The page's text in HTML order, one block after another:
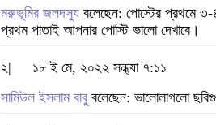
মরুভূমির জলদস্যু বলেছেন: পোস্টের প্রথমে ৩-
প্রথম পাতাই আপনার পোস্টি ভালো দেখাবে।
২|
১৮ ই মে, ২০২২ সন্ধ্যা ৭:১১
সামিউল ইসলাম বাবু বলেছেন: ভালোলাগলো